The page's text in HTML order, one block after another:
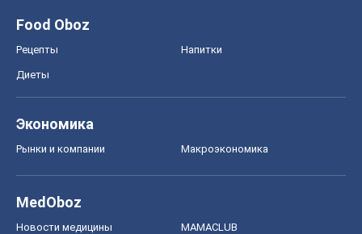
Food Oboz
Рецепты Напитки
Диеты
Экономика
Рынки и компании Mакроэкономика
MedOboz
Новости медицины MAMACLUB